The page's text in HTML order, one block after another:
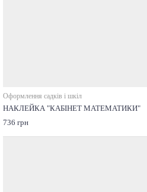
Оформлення садків і шкіл
НАКЛЕЙКА "КАБІНЕТ МАТЕМАТИКИ"
736 грн